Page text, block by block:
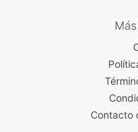
Contacto